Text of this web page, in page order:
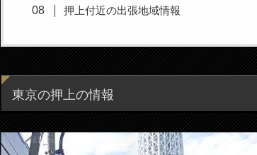
押上付近の出張地域情報
東京の押上の情報